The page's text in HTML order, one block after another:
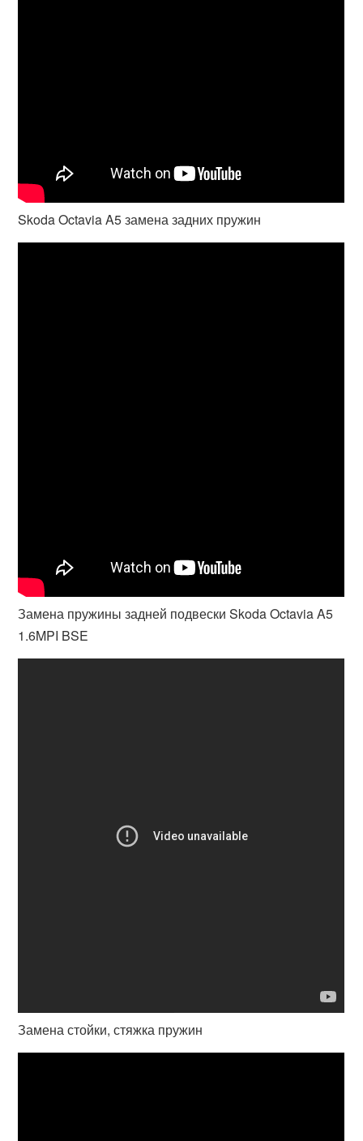
Skoda Octavia A5 замена задних пружин
Замена пружины задней подвески Skoda Octavia A5
1.6MPI BSE
Замена стойки, стяжка пружин